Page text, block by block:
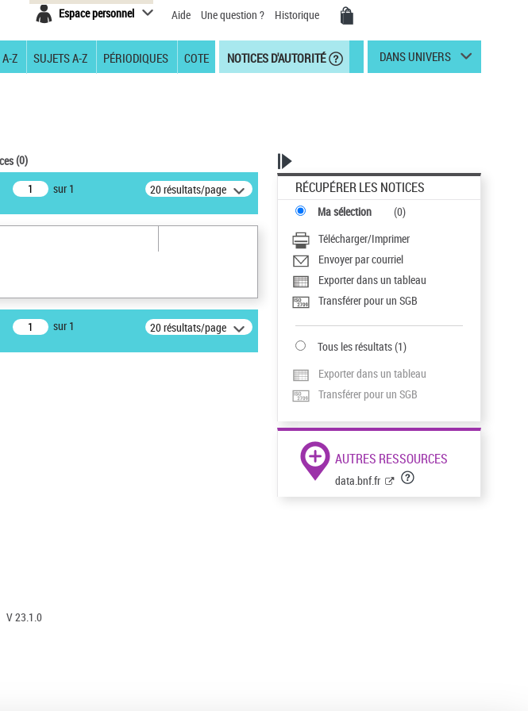
Espace personnel Aide Une question ? Historique
Z SUJETS A-Z PÉRIODIQUES COTE NOTICES D'AUTORITÉ DANS UNIVERS
(0)
sur 1 20 résultats/page
sur 1 20 résultats/page
RÉCUPÉRER LES NOTICES
Ma sélection (0)
Télécharger/Imprimer
Envoyer par courriel
Exporter dans un tableau
Transférer pour un SGB
Tous les résultats(1)
Exporter dans un tableau
Transférer pour un SGB
AUTRES RESSOURCES
data.bnf.fr
V 23.1.0